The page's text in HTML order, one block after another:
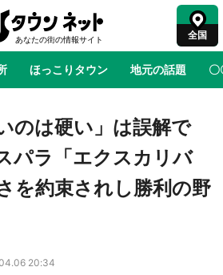
全国
ほっこりタウン 地元の話題 〇
あの時はありがとう 物語がはじ
はたらく細胞』と神奈川県の3度目コ
の世界観通じて「小児がん」学べる
ズ買える 銀座・博品館TOY PARKへ
のは硬い」は誤解で
ラ「エクスカリバ
を約束されし勝利の野
20:34